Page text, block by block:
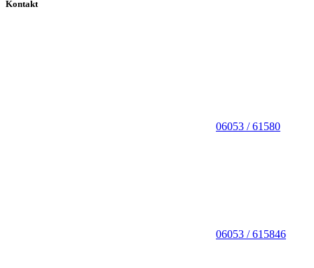
Kontakt
06053 / 61580
06053 / 615846